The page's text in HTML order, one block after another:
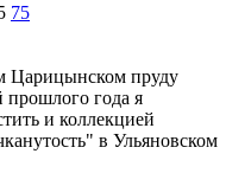
75
Царицынском пруду
года я
и коллекцией
в Ульяновском